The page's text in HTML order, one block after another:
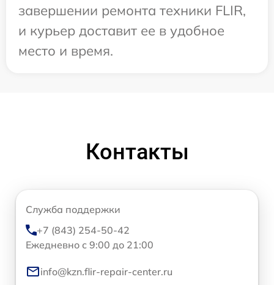
завершении ремонта техники FLIR,
и курьер доставит ее в удобное
место и время.
Контакты
Служба поддержки
+7 (843) 254-50-42
Ежедневно с 9:00 до 21:00
info@kzn.flir-repair-center.ru